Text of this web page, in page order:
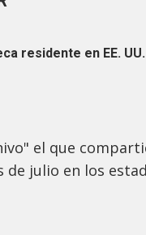
residente en EE.
el que
julio en los